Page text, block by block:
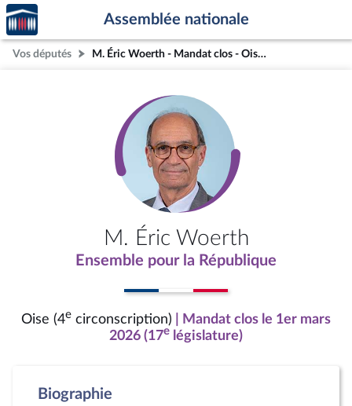
Aller au contenu
Aller en bas de la page
Accèder
à la
page
d'accueil
Assemblée nationale
Vos députés M. Éric Woerth - Mandat clos - Oise (4e circonscription)
M. Éric Woerth
Ensemble pour la République
Oise (4e circonscription)
| Mandat clos le 1er mars
2026 (17e législature)
Biographie